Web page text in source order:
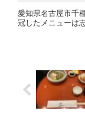
愛知県名古屋市千
冠したメニューは